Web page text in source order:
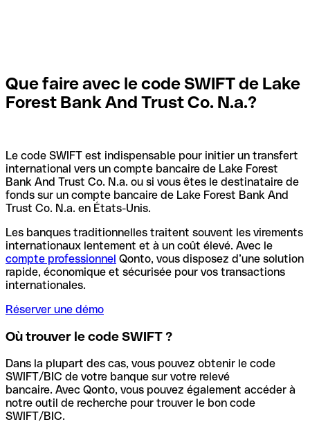
Que faire avec le code SWIFT de Lake
Forest Bank And Trust Co. N.a.?
Le code SWIFT est indispensable pour initier un transfert
international vers un compte bancaire de Lake Forest
Bank And Trust Co. N.a. ou si vous êtes le destinataire de
fonds sur un compte bancaire de Lake Forest Bank And
Trust Co. N.a. en États-Unis.
Les banques traditionnelles traitent souvent les virements
internationaux lentement et à un coût élevé. Avec le
compte professionnel Qonto, vous disposez d’une solution
rapide, économique et sécurisée pour vos transactions
internationales.
Réserver une démo
Où trouver le code SWIFT ?
Dans la plupart des cas, vous pouvez obtenir le code
SWIFT/BIC de votre banque sur votre relevé
bancaire. Avec Qonto, vous pouvez également accéder à
notre outil de recherche pour trouver le bon code
SWIFT/BIC.